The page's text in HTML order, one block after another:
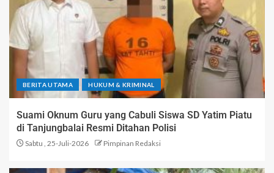
BERITA UTAMA HUKUM & KRIMINAL
Suami Oknum Guru yang Cabuli Siswa SD Yatim Piatu
di Tanjungbalai Resmi Ditahan Polisi
Sabtu , 25-Juli-2026 Pimpinan Redaksi